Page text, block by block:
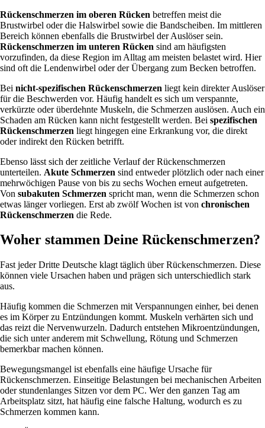
Rückenschmerzen im oberen Rücken betreffen meist die
Brustwirbel oder die Halswirbel sowie die Bandscheiben. Im mittleren
Bereich können ebenfalls die Brustwirbel der Auslöser sein.
Rückenschmerzen im unteren Rücken sind am häufigsten
vorzufinden, da diese Region im Alltag am meisten belastet wird. Hier
sind oft die Lendenwirbel oder der Übergang zum Becken betroffen.
Bei nicht-spezifischen Rückenschmerzen liegt kein direkter Auslöser
für die Beschwerden vor. Häufig handelt es sich um verspannte,
verkürzte oder überdehnte Muskeln, die Schmerzen auslösen. Auch ein
Schaden am Rücken kann nicht festgestellt werden. Bei spezifischen
Rückenschmerzen liegt hingegen eine Erkrankung vor, die direkt
oder indirekt den Rücken betrifft.
Ebenso lässt sich der zeitliche Verlauf der Rückenschmerzen
unterteilen. Akute Schmerzen sind entweder plötzlich oder nach einer
mehrwöchigen Pause von bis zu sechs Wochen erneut aufgetreten.
Von subakuten Schmerzen spricht man, wenn die Schmerzen schon
etwas länger vorliegen. Erst ab zwölf Wochen ist von chronischen
Rückenschmerzen die Rede.
Woher stammen Deine Rückenschmerzen?
Fast jeder Dritte Deutsche klagt täglich über Rückenschmerzen. Diese
können viele Ursachen haben und prägen sich unterschiedlich stark
aus.
Häufig kommen die Schmerzen mit Verspannungen einher, bei denen
es im Körper zu Entzündungen kommt. Muskeln verhärten sich und
das reizt die Nervenwurzeln. Dadurch entstehen Mikroentzündungen,
die sich unter anderem mit Schwellung, Rötung und Schmerzen
bemerkbar machen können.
Bewegungsmangel ist ebenfalls eine häufige Ursache für
Rückenschmerzen. Einseitige Belastungen bei mechanischen Arbeiten
oder stundenlanges Sitzen vor dem PC. Wer den ganzen Tag am
Arbeitsplatz sitzt, hat häufig eine falsche Haltung, wodurch es zu
Schmerzen kommen kann.